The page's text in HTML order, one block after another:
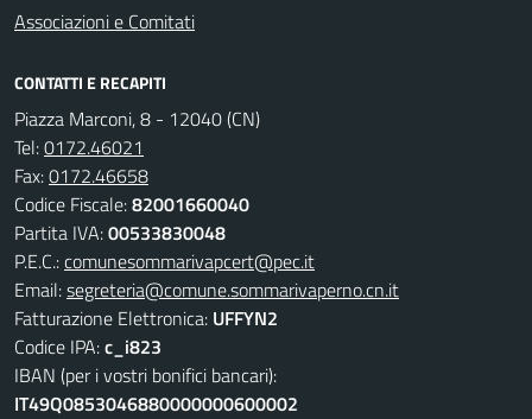
Associazioni e Comitati
CONTATTI E RECAPITI
Piazza Marconi, 8 - 12040 (CN)
Tel:0172.46021
Fax:0172.46658
Codice Fiscale:82001660040
Partita IVA:00533830048
P.E.C.:comunesommarivapcert@pec.it
Email:segreteria@comune.sommarivaperno.cn.it
Fatturazione Elettronica: UFFYN2
Codice IPA:c_i823
IBAN (per i vostri bonifici bancari):
IT49Q0853046880000000600002